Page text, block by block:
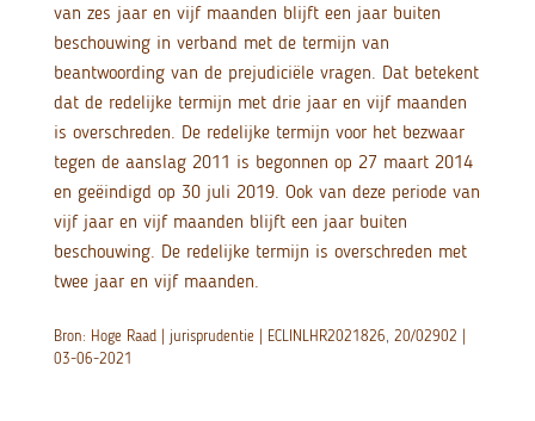
van zes jaar en vijf maanden blijft een jaar buiten
beschouwing in verband met de termijn van
beantwoording van de prejudiciële vragen. Dat betekent
dat de redelijke termijn met drie jaar en vijf maanden
is overschreden. De redelijke termijn voor het bezwaar
tegen de aanslag 2011 is begonnen op 27 maart 2014
en geëindigd op 30 juli 2019. Ook van deze periode van
vijf jaar en vijf maanden blijft een jaar buiten
beschouwing. De redelijke termijn is overschreden met
twee jaar en vijf maanden.
Bron: Hoge Raad | jurisprudentie | ECLINLHR2021826, 20/02902 |
03-06-2021